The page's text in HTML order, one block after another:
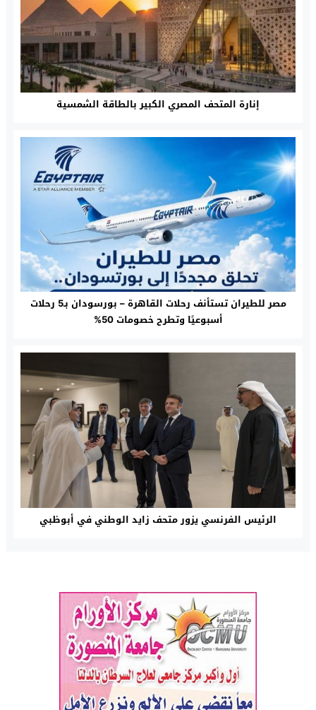
إنارة المتحف المصري الكبير بالطاقة الشمسية
مصر للطيران تستأنف رحلات القاهرة – بورسودان بـ5 رحلات
أسبوعيًا وتطرح خصومات 50%
الرئيس الفرنسي يزور متحف زايد الوطني في أبوظبي